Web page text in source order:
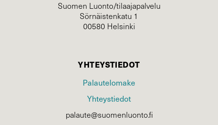
Suomen Luonto/tilaajapalvelu
Sörnäistenkatu 1
00580 Helsinki
YHTEYSTIEDOT
Palautelomake
Yhteystiedot
palaute@suomenluonto.fi